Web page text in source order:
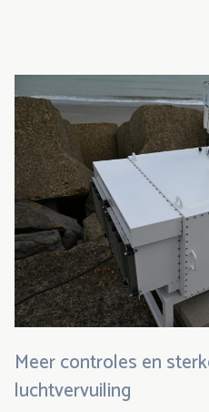
Meer controles en
luchtvervuiling